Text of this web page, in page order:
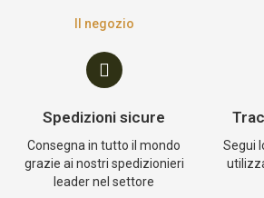
Il negozio
Spedizioni sicure
Consegna in tutto il mondo
grazie ai nostri spedizionieri
leader nel settore
Segui